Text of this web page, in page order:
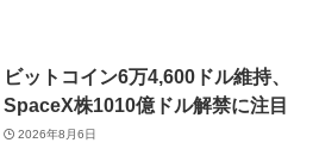
ビットコイン6万4,600ドル維持、
SpaceX株1010億ドル解禁に注目
2026年8月6日